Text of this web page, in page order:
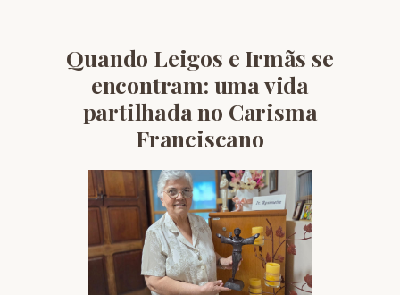
Quando Leigos e Irmãs se
encontram: uma vida
partilhada no Carisma
Franciscano